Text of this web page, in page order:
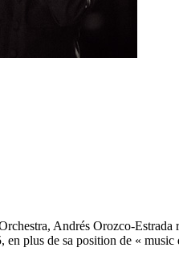
Andrés Orozco-
en plus de sa position de «